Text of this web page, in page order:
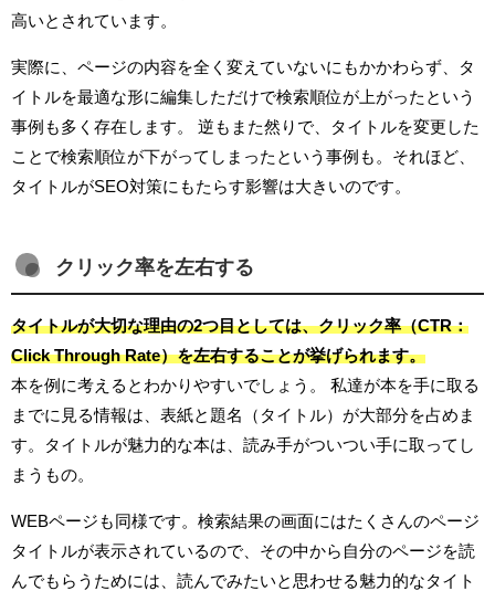
高いとされています。
実際に、ページの内容を全く変えていないにもかかわらず、タ
イトルを最適な形に編集しただけで検索順位が上がったという
事例も多く存在します。 逆もまた然りで、タイトルを変更した
ことで検索順位が下がってしまったという事例も。それほど、
タイトルがSEO対策にもたらす影響は大きいのです。
クリック率を左右する
タイトルが大切な理由の2つ目としては、クリック率（CTR：
Click Through Rate）を左右することが挙げられます。
本を例に考えるとわかりやすいでしょう。 私達が本を手に取る
までに見る情報は、表紙と題名（タイトル）が大部分を占めま
す。タイトルが魅力的な本は、読み手がついつい手に取ってし
まうもの。
WEBページも同様です。検索結果の画面にはたくさんのページ
タイトルが表示されているので、その中から自分のページを読
んでもらうためには、読んでみたいと思わせる魅力的なタイト